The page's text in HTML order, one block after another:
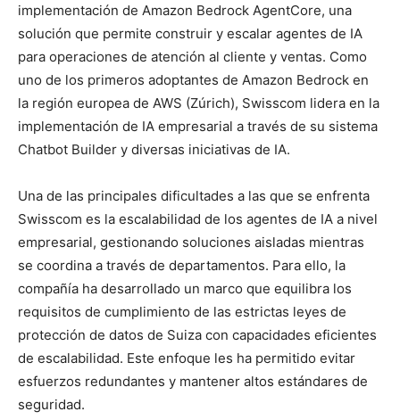
implementación de Amazon Bedrock AgentCore, una
solución que permite construir y escalar agentes de IA
para operaciones de atención al cliente y ventas. Como
uno de los primeros adoptantes de Amazon Bedrock en
la región europea de AWS (Zúrich), Swisscom lidera en la
implementación de IA empresarial a través de su sistema
Chatbot Builder y diversas iniciativas de IA.
Una de las principales dificultades a las que se enfrenta
Swisscom es la escalabilidad de los agentes de IA a nivel
empresarial, gestionando soluciones aisladas mientras
se coordina a través de departamentos. Para ello, la
compañía ha desarrollado un marco que equilibra los
requisitos de cumplimiento de las estrictas leyes de
protección de datos de Suiza con capacidades eficientes
de escalabilidad. Este enfoque les ha permitido evitar
esfuerzos redundantes y mantener altos estándares de
seguridad.